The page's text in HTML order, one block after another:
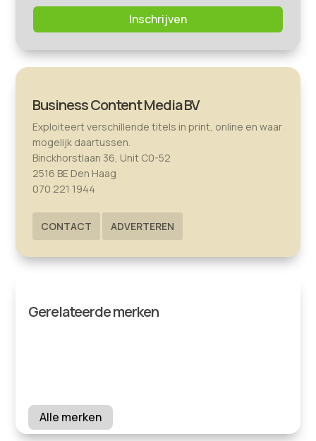
Inschrijven
Business Content Media BV
Exploiteert verschillende titels in print, online en waar
mogelijk daartussen.
Binckhorstlaan 36, Unit C0-52
2516 BE Den Haag
070 221 1944
CONTACT ADVERTEREN
Gerelateerde merken
Alle merken